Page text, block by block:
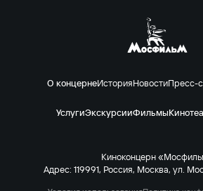
О концернеИсторияНовостиПресс-
УслугиЭкскурсииФильмы
Киноконцерн
Адрес: 119991, Россия, Москва, ул.